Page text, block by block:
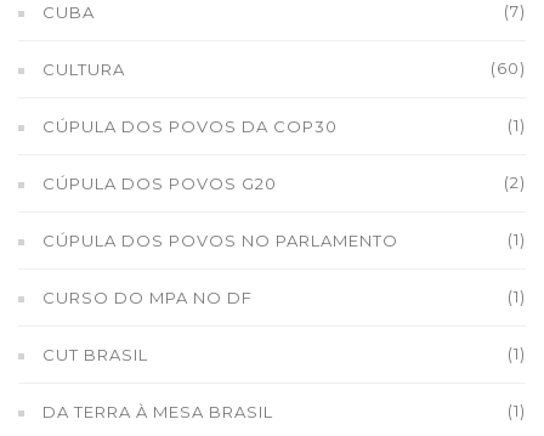
CUBA (7)
CULTURA (60)
CÚPULA DOS POVOS DA COP30 (1)
CÚPULA DOS POVOS G20 (2)
CÚPULA DOS POVOS NO PARLAMENTO (1)
CURSO DO MPA NO DF (1)
CUT BRASIL (1)
DA TERRA À MESA BRASIL (1)